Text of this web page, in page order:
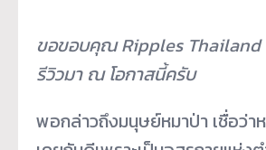
ขอขอบคุณ Ripples Thailand
รีวิวมา ณ โอกาสนี้ครับ
พอกล่าวถึงมนุษย์หมาป่า เชื่อว่